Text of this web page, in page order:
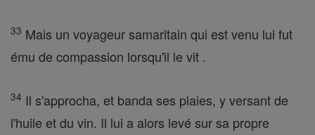
33 Mais un voyageur samaritain qui est venu lui fut
ému de compassion lorsqu'il le vit .
34 Il s'approcha, et banda ses plaies, y versant de
l'huile et du vin. Il lui a alors levé sur sa propre